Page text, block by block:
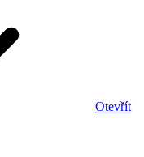
Otevřít